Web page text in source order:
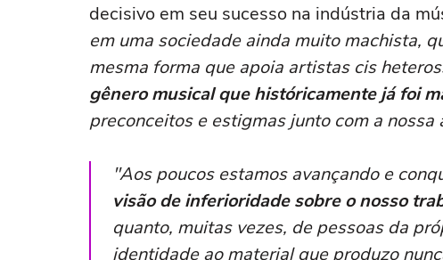
decisivo em seu sucesso na indústria da
em uma sociedade ainda muito machista,
mesma forma que apoia artistas cis
gênero musical que históricamente já foi
preconceitos e estigmas junto com a nossa
"Aos poucos estamos avançando e
visão de inferioridade sobre o nosso
quanto, muitas vezes, de pessoas da
identidade ao material que produzo